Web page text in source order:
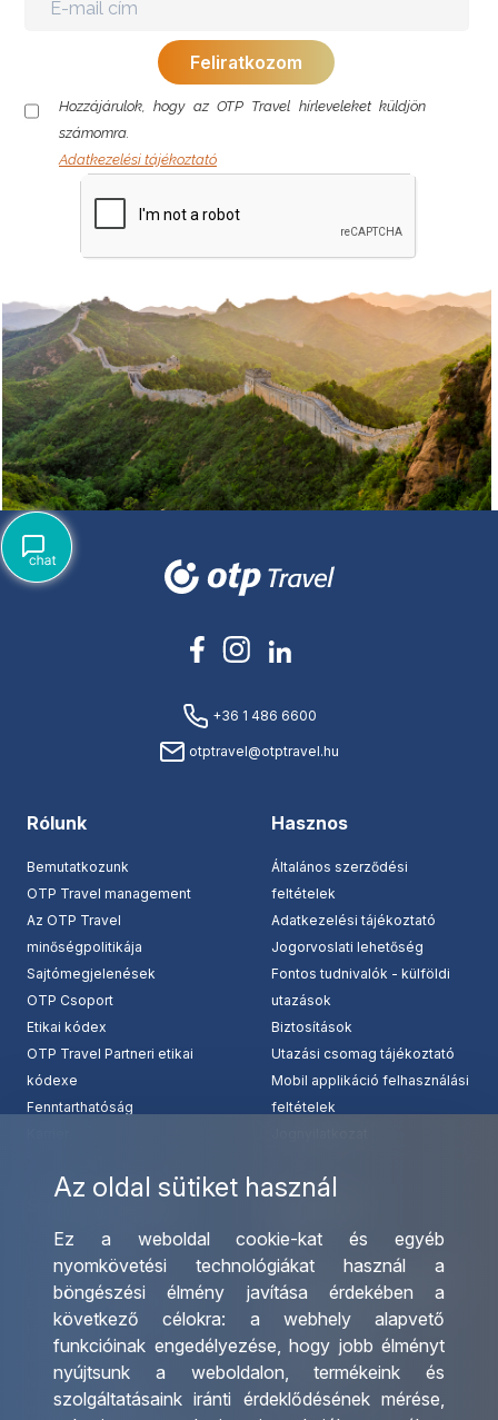
Az oldal sütiket használ
Ez a weboldal cookie-kat és egyéb
nyomkövetési technológiákat használ a
böngészési élmény javítása érdekében a
következő célokra: a webhely alapvető
funkcióinak engedélyezése, hogy jobb élményt
nyújtsunk a weboldalon,termékeink és
szolgáltatásaink iránti érdeklődésének mérése,
Hozzájárulok, hogy az OTP Travel hírleveleket küldjön
számomra.
Adatkezelési tájékoztató
+36 1 486 6600
otptravel@otptravel.hu
Rólunk
Bemutatkozunk
OTP Travel management
Az OTP Travel
minőségpolitikája
Sajtómegjelenések
OTP Csoport
Etikai kódex
OTP Travel Partneri etikai
kódexe
Fenntarthatóság
Hasznos
Általános szerződési
feltételek
Adatkezelési tájékoztató
Jogorvoslati lehetőség
Fontos tudnivalók - külföldi
utazások
Biztosítások
Utazási csomag tájékoztató
Mobil applikáció felhasználási
feltételek
Csoportos utazások
szervezése
Egyéni utak szervezése
Hajóutak
Üzleti utaztatás
Nemzetközi tanár és
diákigazolványok
Irodáink
Utazásszervező partnereink
Viszonteladó Partnereink
Partnereinknek
Utazási kérdőív
Impresszum